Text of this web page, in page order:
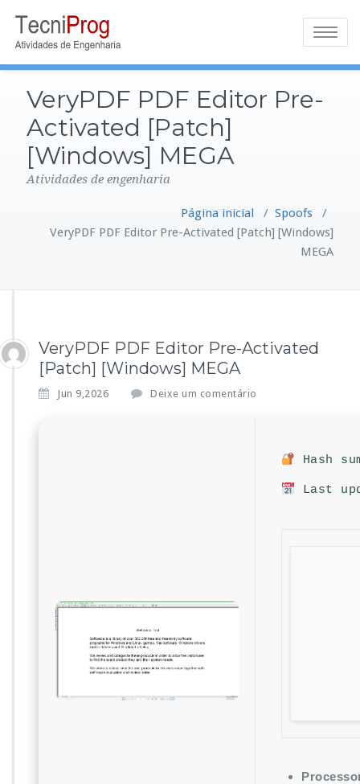
Toggle
VeryPDF PDF Editor Pre-
Activated [Patch]
[Windows] MEGA
Atividades de engenharia
Página inicial / Spoofs /
VeryPDF PDF Editor Pre-Activated [Patch] [Windows]
MEGA
VeryPDF PDF Editor Pre-Activated
[Patch] [Windows] MEGA
Jun 9,2026 Deixe um comentário
Hash
Last